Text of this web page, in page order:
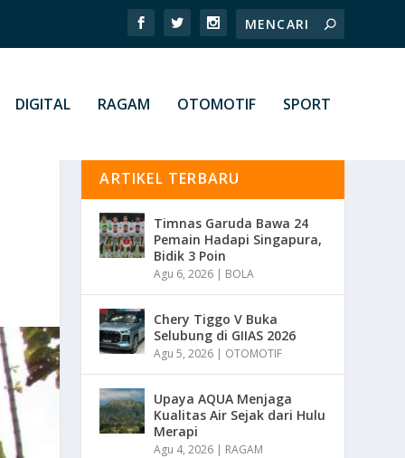
DIGITAL RAGAM OTOMOTIF SPORT
ARTIKEL TERBARU
Timnas Garuda Bawa 24
Pemain Hadapi Singapura,
Bidik 3 Poin
Agu 6, 2026 | BOLA
Chery Tiggo V Buka
Selubung di GIIAS 2026
Agu 5, 2026 | OTOMOTIF
Upaya AQUA Menjaga
Kualitas Air Sejak dari Hulu
Merapi
Agu 4, 2026 | RAGAM